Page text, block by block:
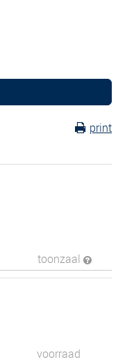
print
toonzaal
voorraad